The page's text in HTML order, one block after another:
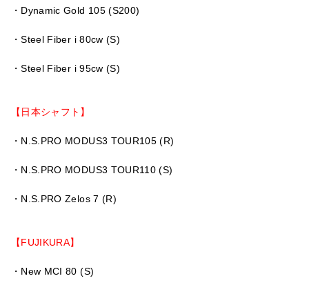
・Dynamic Gold 105 (S200)
・Steel Fiber i 80cw (S)
・Steel Fiber i 95cw (S)
【日本シャフト】
・N.S.PRO MODUS3 TOUR105 (R)
・N.S.PRO MODUS3 TOUR110 (S)
・N.S.PRO Zelos 7 (R)
【FUJIKURA】
・New MCI 80 (S)